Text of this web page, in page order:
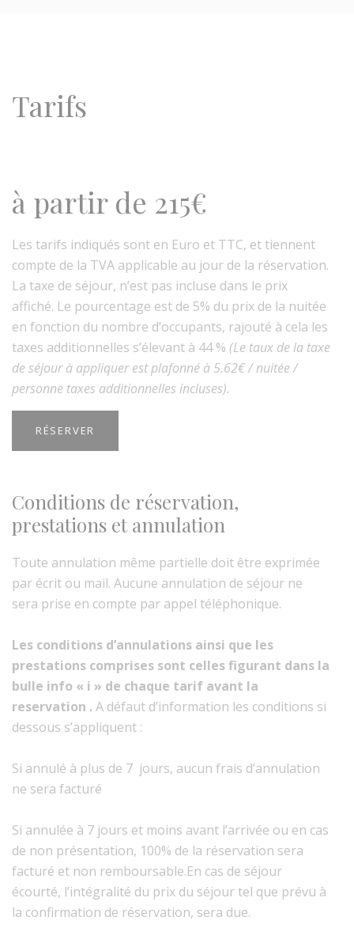
Tarifs
à partir de 215€
Les tarifs indiqués sont en Euro et TTC, et tiennent
compte de la TVA applicable au jour de la réservation.​
La taxe de séjour, n’est pas incluse dans le prix
affiché. Le pourcentage est de 5% du prix de la nuitée
en fonction du nombre d’occupants, rajouté à cela les
taxes additionnelles s’élevant à 44 % (Le taux de la taxe
de séjour à appliquer est plafonné à 5.62€ / nuitée /
personne taxes additionnelles incluses).
RÉSERVER
Conditions de réservation,
prestations et annulation
Toute annulation même partielle doit être exprimée
par écrit ou mail. Aucune annulation de séjour ne
sera prise en compte par appel téléphonique.
Les conditions d’annulations ainsi que les
prestations comprises sont celles figurant dans la
bulle info « i » de chaque tarif avant la
reservation .A défaut d’information les conditions si
dessous s’appliquent :
Si annulé à plus de 7 jours, aucun frais d’annulation
ne sera facturé
Si annulée à 7 jours et moins avant l’arrivée ou en cas
de non présentation, 100% de la réservation sera
facturé et non remboursable.En cas de séjour
écourté, l’intégralité du prix du séjour tel que prévu à
la confirmation de réservation, sera due.